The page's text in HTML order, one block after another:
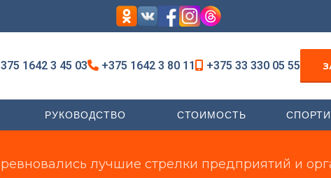
1642 3 45 03 +375 1642 3 80 11 +375 33 330 05 55
РУКОВОДСТВО СТОИМОСТЬ
лучшие стрелки предприятий и